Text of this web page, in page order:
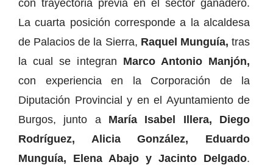
con trayectoria previa en el sector ganadero.
La cuarta posición corresponde a la alcaldesa
de Palacios de la Sierra, Raquel Munguía, tras
la cual se integran Marco Antonio Manjón,
con experiencia en la Corporación de la
Diputación Provincial y en el Ayuntamiento de
Burgos, junto a María Isabel Illera, Diego
Rodríguez, Alicia González, Eduardo
Munguía, Elena Abajo y Jacinto Delgado.